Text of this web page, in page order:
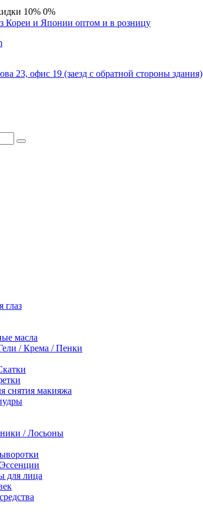
10% 0%
23, офис 19 (заезд с обратной стороны здания)
глаз
масла
/ Крема / Пенки
снятия макияжа
/ Лосьоны
для лица